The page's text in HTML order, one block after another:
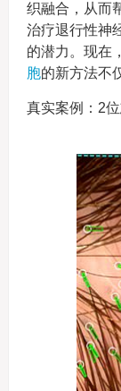
织融合，从而
治疗退行性神
的潜力。现在
胞的新方法不
真实案例：2